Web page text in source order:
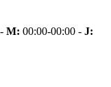
M: 00:00-00:00 - J: